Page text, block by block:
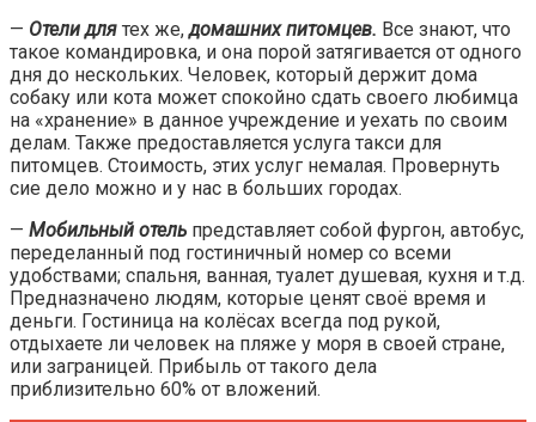
— Отели для тех же,домашних питомцев. Все знают, что
такое командировка, и она порой затягивается от одного
дня до нескольких. Человек, который держит дома
собаку или кота может спокойно сдать своего любимца
на «хранение» в данное учреждение и уехать по своим
делам. Также предоставляется услуга такси для
питомцев. Стоимость, этих услуг немалая. Провернуть
сие дело можно и у нас в больших городах.
— Мобильный отель представляет собой фургон, автобус,
переделанный под гостиничный номер со всеми
удобствами; спальня, ванная, туалет душевая, кухня и т.д.
Предназначено людям, которые ценят своё время и
деньги. Гостиница на колёсах всегда под рукой,
отдыхаете ли человек на пляже у моря в своей стране,
или заграницей. Прибыль от такого дела
приблизительно 60% от вложений.